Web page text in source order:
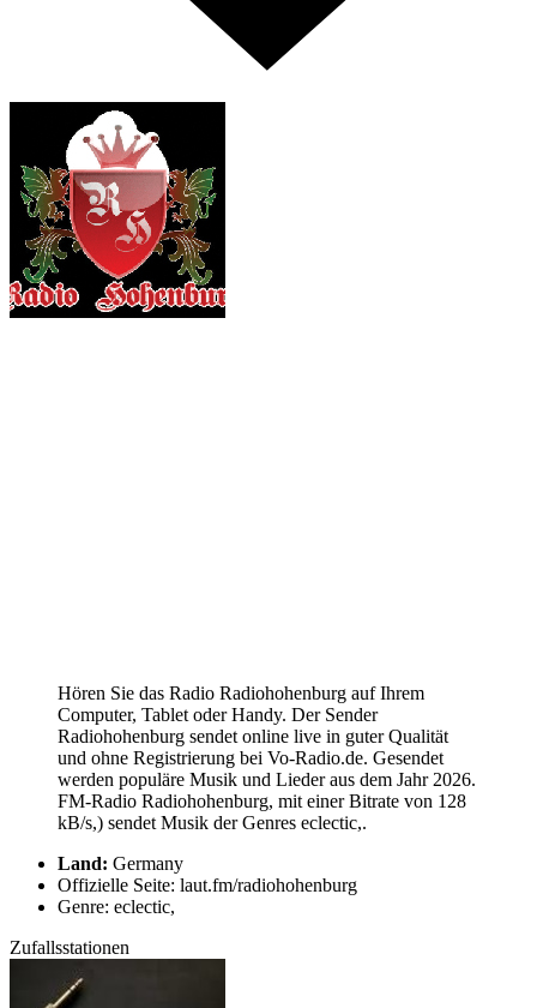
Hören Sie das Radio Radiohohenburg auf Ihrem
Computer, Tablet oder Handy. Der Sender
Radiohohenburg sendet online live in guter Qualität
und ohne Registrierung bei Vo-Radio.de. Gesendet
werden populäre Musik und Lieder aus dem Jahr 2026.
FM-Radio Radiohohenburg, mit einer Bitrate von 128
kB/s,) sendet Musik der Genres eclectic,.
Land: Germany
Offizielle Seite: laut.fm/radiohohenburg
Genre: eclectic,
Zufallsstationen